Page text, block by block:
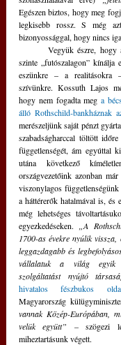
Egészen biztos, hogy meg
legkisebb rossz. S még
bizonyossággal, hogy nincs
	Vegyük észre, hogy az emberiség történelme
szinte „futószalagon” kínálja
eszünkre – a realitásokra
szívünkre. Kossuth Lajos
hogy nem fogadta meg a
álló Rothschild-bankháznak
merészeljünk saját pénzt
szabadságharccal töltött
függetlenségét, ám egyúttal
utána következő
országvezetőink azonban
viszonylagos
a háttérerők hatalmával is, és
még lehetséges
egyezkedéseken.
„A
1700-as évekre nyúlik
leggazdagabb és
vállalatuk a világ egyik
szolgáltatást nyújtó
hivatalos fészbukos
Magyarország
vannak Közép-Európában,
velük együtt” – szögezi
miheztartásunk végett.